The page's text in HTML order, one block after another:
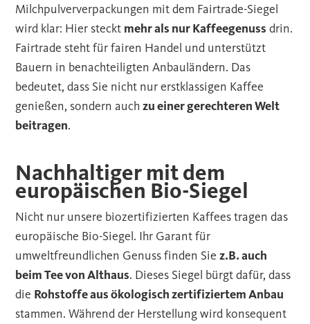
Milchpulververpackungen mit dem Fairtrade-Siegel
wird klar: Hier steckt mehr als nur Kaffeegenuss drin.
Fairtrade steht für fairen Handel und unterstützt
Bauern in benachteiligten Anbauländern. Das
bedeutet, dass Sie nicht nur erstklassigen Kaffee
genießen, sondern auch zu einer gerechteren Welt
beitragen.
Nachhaltiger mit dem
europäischen Bio-Siegel
Nicht nur unsere biozertifizierten Kaffees tragen das
europäische Bio-Siegel. Ihr Garant für
umweltfreundlichen Genuss finden Sie z.B. auch
beim Tee von Althaus. Dieses Siegel bürgt dafür, dass
die Rohstoffe aus ökologisch zertifiziertem Anbau
stammen. Während der Herstellung wird konsequent